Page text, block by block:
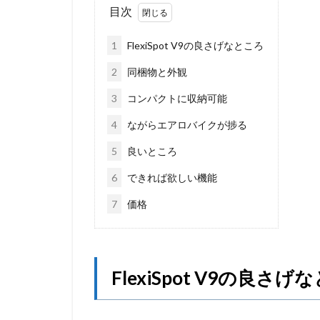
目次
1 FlexiSpot V9の良さげなところ
2 同梱物と外観
3 コンパクトに収納可能
4 ながらエアロバイクが捗る
5 良いところ
6 できれば欲しい機能
7 価格
FlexiSpot V9の良さげな